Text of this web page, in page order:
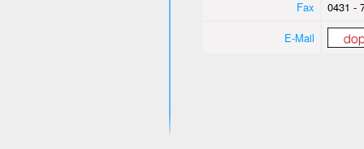
Fax
0431 -
E-Mail